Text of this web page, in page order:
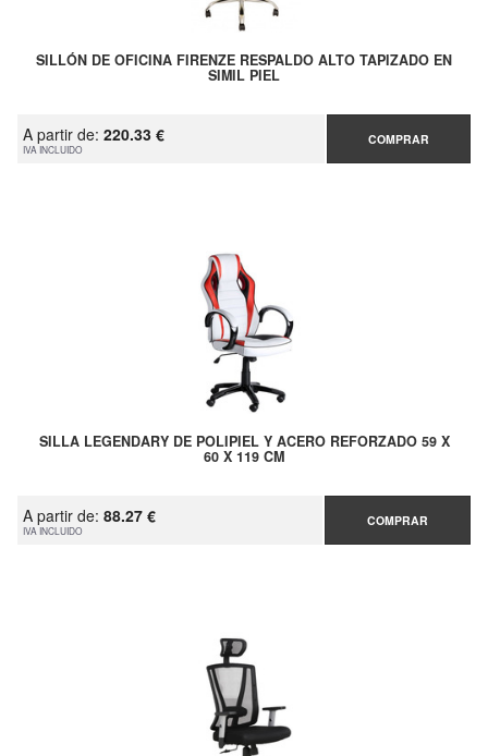
SILLÓN DE OFICINA FIRENZE RESPALDO ALTO TAPIZADO EN
SIMIL PIEL
A partir de: 220.33 €
IVA INCLUIDO
COMPRAR
SILLA LEGENDARY DE POLIPIEL Y ACERO REFORZADO 59 X
60 X 119 CM
A partir de: 88.27 €
IVA INCLUIDO
COMPRAR